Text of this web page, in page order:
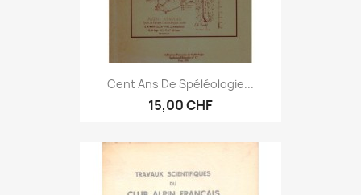
Cent Ans De Spéléologie...
15,00 CHF